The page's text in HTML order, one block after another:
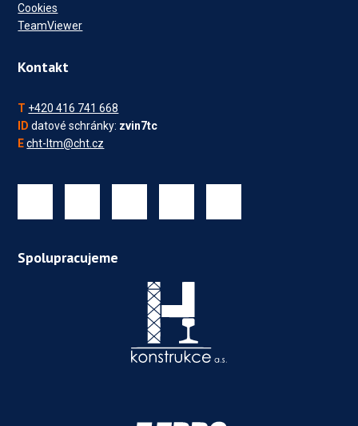
Cookies
TeamViewer
Kontakt
T +420 416 741 668
ID datové schránky: zvin7tc
E cht-ltm@cht.cz
Spolupracujeme